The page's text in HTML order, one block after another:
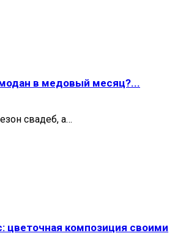
в медовый месяц?...
свадеб, а…
цветочная композиция своими